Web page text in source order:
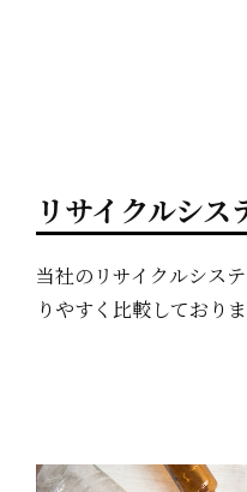
リサイクルシス
当社のリサイクルシス
りやすく比較しておりま